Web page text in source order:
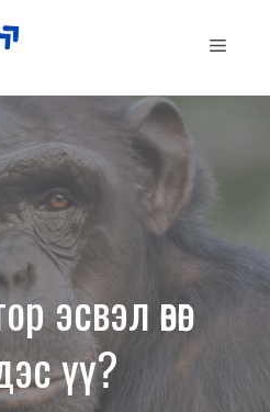
Menu
эсвэл өвөг
үү?